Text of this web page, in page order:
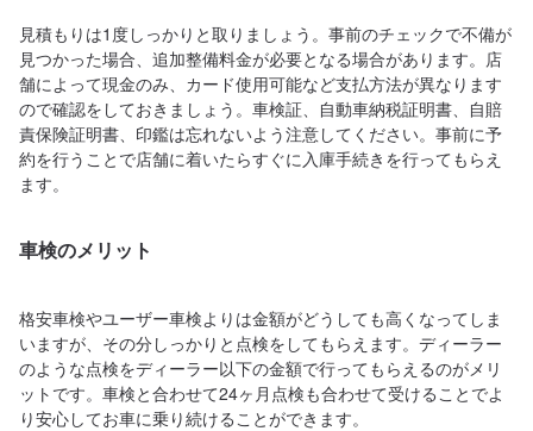
見積もりは1度しっかりと取りましょう。事前のチェックで不備が
見つかった場合、追加整備料金が必要となる場合があります。店
舗によって現金のみ、カード使用可能など支払方法が異なります
ので確認をしておきましょう。車検証、自動車納税証明書、自賠
責保険証明書、印鑑は忘れないよう注意してください。事前に予
約を行うことで店舗に着いたらすぐに入庫手続きを行ってもらえ
ます。
車検のメリット
格安車検やユーザー車検よりは金額がどうしても高くなってしま
いますが、その分しっかりと点検をしてもらえます。ディーラー
のような点検をディーラー以下の金額で行ってもらえるのがメリ
ットです。車検と合わせて24ヶ月点検も合わせて受けることでよ
り安心してお車に乗り続けることができます。